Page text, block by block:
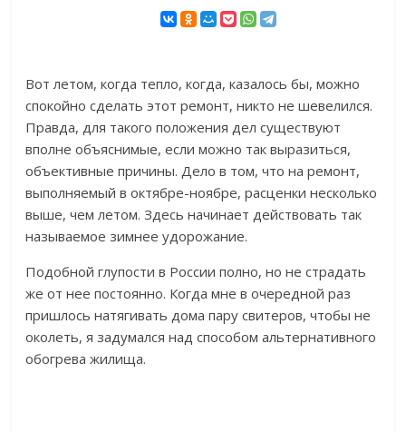
Вот летом, когда тепло, когда, казалось бы, можно
спокойно сделать этот ремонт, никто не шевелился.
Правда, для такого положения дел существуют
вполне объяснимые, если можно так выразиться,
объективные причины. Дело в том, что на ремонт,
выполняемый в октябре-ноябре, расценки несколько
выше, чем летом. Здесь начинает действовать так
называемое зимнее удорожание.
Подобной глупости в России полно, но не страдать
же от нее постоянно. Когда мне в очередной раз
пришлось натягивать дома пару свитеров, чтобы не
околеть, я задумался над способом альтернативного
обогрева жилища.